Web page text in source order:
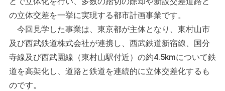
の立体交差を一挙に実現する都市計画事業です。
今回見学した事業は、東京都が主体となり、東村山市
及び西武鉄道株式会社が連携し、西武鉄道新宿線、国分
寺線及び西武園線（東村山駅付近）の約4.5kmについて鉄
道を高架化し、道路と鉄道を連続的に立体交差化するも
のです。